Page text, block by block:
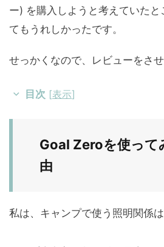
ー) を購入しようと考えていたと
てもうれしかったです。
せっかくなので、レビューをさ
目次 [表示]
Goal Zeroを使って
由
私は、キャンプで使う照明関係は